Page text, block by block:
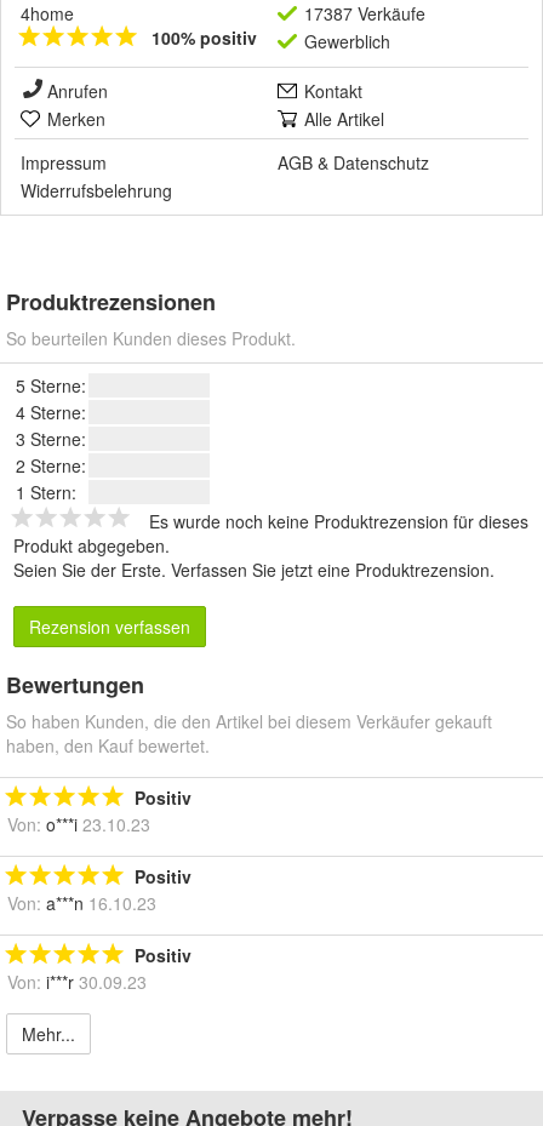
4home
100% positiv
17387 Verkäufe
Gewerblich
Anrufen
Kontakt
Merken
Alle Artikel
Impressum
AGB & Datenschutz
Widerrufsbelehrung
Produktrezensionen
So beurteilen Kunden dieses Produkt.
5 Sterne:
4 Sterne:
3 Sterne:
2 Sterne:
1 Stern:
Es wurde noch keine Produktrezension für dieses
Produkt abgegeben.
Seien Sie der Erste. Verfassen Sie jetzt eine Produktrezension.
Rezension verfassen
Bewertungen
So haben Kunden, die den Artikel bei diesem Verkäufer gekauft
haben, den Kauf bewertet.
Positiv
Von: o***i 23.10.23
Positiv
Von: a***n 16.10.23
Positiv
Von: i***r 30.09.23
Mehr...
Verpasse keine Angebote mehr!